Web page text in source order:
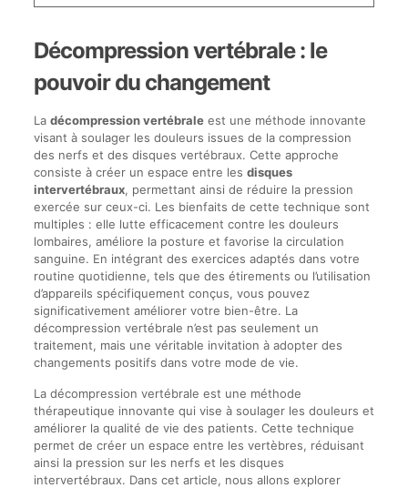
Décompression vertébrale: le
pouvoir du changement
La décompression vertébraleest une méthode innovante
visant à soulager les douleurs issues de la compression
des nerfs et des disques vertébraux. Cette approche
consiste à créer un espace entre les disques
intervertébraux, permettant ainsi de réduire la pression
exercée sur ceux-ci. Les bienfaits de cette technique sont
multiples : elle lutte efficacement contre les douleurs
lombaires, améliore la posture et favorise la circulation
sanguine. En intégrant des exercices adaptés dans votre
routine quotidienne, tels que des étirements ou l’utilisation
d’appareils spécifiquement conçus, vous pouvez
significativement améliorer votre bien-être. La
décompression vertébrale n’est pas seulement un
traitement, mais une véritable invitation à adopter des
changements positifs dans votre mode de vie.
La décompression vertébrale est une méthode
thérapeutique innovante qui vise à soulager les douleurs et
améliorer la qualité de vie des patients. Cette technique
permet de créer un espace entre les vertèbres, réduisant
ainsi la pression sur les nerfs et les disques
intervertébraux. Dans cet article, nous allons explorer